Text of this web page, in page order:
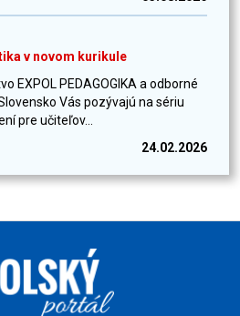
v novom kurikule
EXPOL PEDAGOGIKA a odborné
Vás pozývajú na sériu
pre učiteľov...
24.02.2026